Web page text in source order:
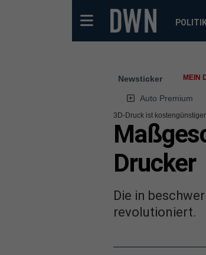
Newsticker MEIN
Auto Premium
3D-Druck ist kostengünstiger
Drucker
Die in
revolutioniert.